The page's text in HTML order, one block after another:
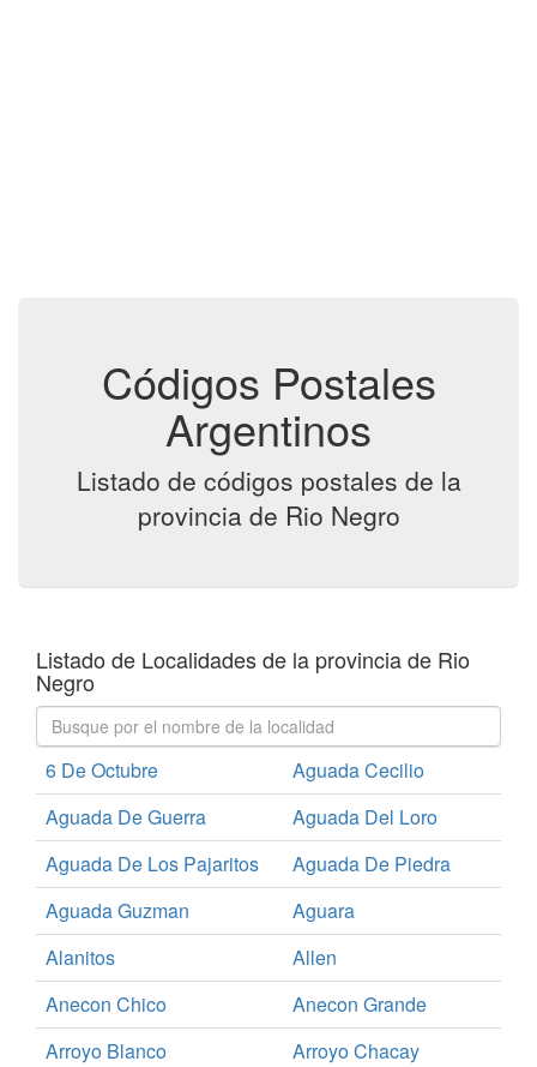
Códigos Postales
Argentinos
Listado de códigos postales de la
provincia de Rio Negro
Listado de Localidades de la provincia de Rio
Negro
6 De Octubre
Aguada Cecilio
Aguada De Guerra
Aguada Del Loro
Aguada De Los Pajaritos
Aguada De Piedra
Aguada Guzman
Aguara
Alanitos
Allen
Anecon Chico
Anecon Grande
Arroyo Blanco
Arroyo Chacay